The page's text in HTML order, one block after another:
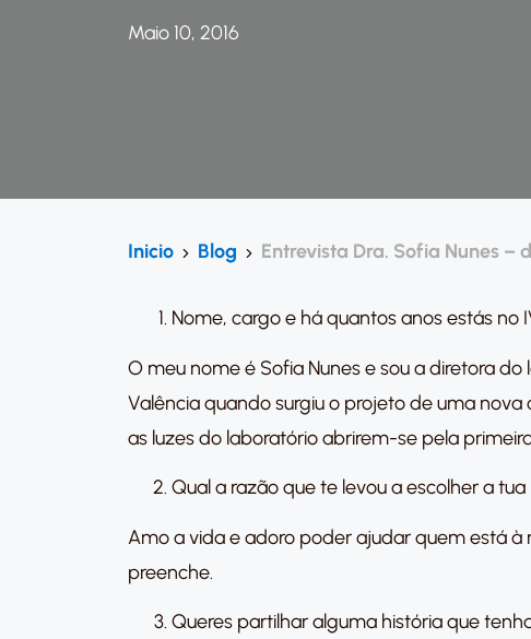
Maio 10, 2016
Inicio Blog Entrevista Dra. Sofia Nunes –
Nome, cargo e há quantos anos estás no
O meu nome é Sofia Nunes e sou a diretora
Valência quando surgiu o projeto de uma
as luzes do laboratório abrirem-se pela
Qual a razão que te levou a escolher a tua
Amo a vida e adoro poder ajudar quem está à
preenche.
Queres partilhar alguma história que